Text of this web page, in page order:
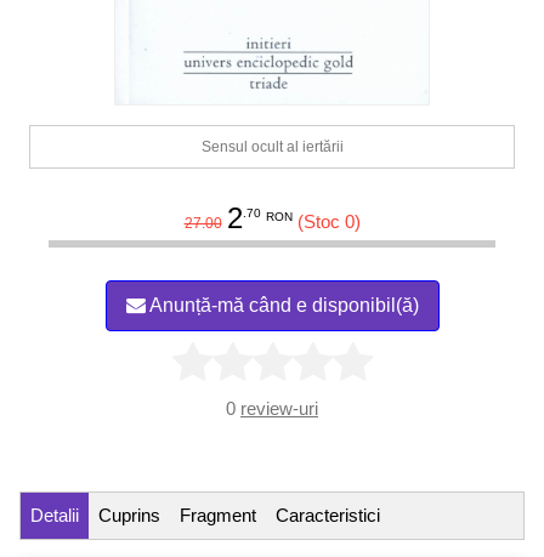
Sensul ocult al iertării
27.00 2.70 RON (Stoc 0)
Anunță-mă când e disponibil(ă)
0 review-uri
Detalii Cuprins Fragment Caracteristici